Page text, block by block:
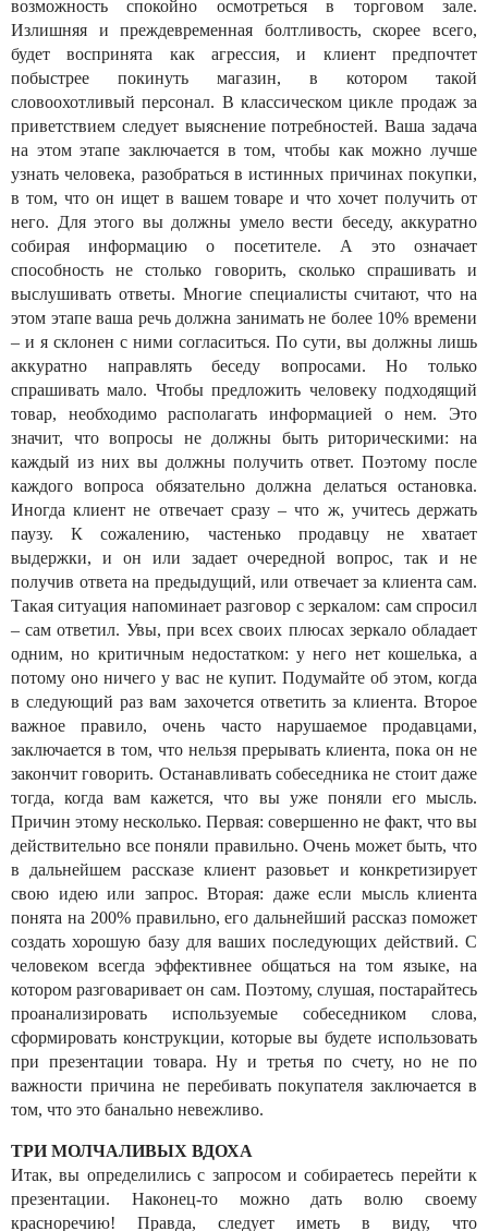
возможность спокойно осмотреться в торговом зале.
Излишняя и преждевременная болтливость, скорее всего,
будет воспринята как агрессия, и клиент предпочтет
побыстрее покинуть магазин, в котором такой
словоохотливый персонал. В классическом цикле продаж за
приветствием следует выяснение потребностей. Ваша задача
на этом этапе заключается в том, чтобы как можно лучше
узнать человека, разобраться в истинных причинах покупки,
в том, что он ищет в вашем товаре и что хочет получить от
него. Для этого вы должны умело вести беседу, аккуратно
собирая информацию о посетителе. А это означает
способность не столько говорить, сколько спрашивать и
выслушивать ответы. Многие специалисты считают, что на
этом этапе ваша речь должна занимать не более 10% времени
– и я склонен с ними согласиться. По сути, вы должны лишь
аккуратно направлять беседу вопросами. Но только
спрашивать мало. Чтобы предложить человеку подходящий
товар, необходимо располагать информацией о нем. Это
значит, что вопросы не должны быть риторическими: на
каждый из них вы должны получить ответ. Поэтому после
каждого вопроса обязательно должна делаться остановка.
Иногда клиент не отвечает сразу – что ж, учитесь держать
паузу. К сожалению, частенько продавцу не хватает
выдержки, и он или задает очередной вопрос, так и не
получив ответа на предыдущий, или отвечает за клиента сам.
Такая ситуация напоминает разговор с зеркалом: сам спросил
– сам ответил. Увы, при всех своих плюсах зеркало обладает
одним, но критичным недостатком: у него нет кошелька, а
потому оно ничего у вас не купит. Подумайте об этом, когда
в следующий раз вам захочется ответить за клиента. Второе
важное правило, очень часто нарушаемое продавцами,
заключается в том, что нельзя прерывать клиента, пока он не
закончит говорить. Останавливать собеседника не стоит даже
тогда, когда вам кажется, что вы уже поняли его мысль.
Причин этому несколько. Первая: совершенно не факт, что вы
действительно все поняли правильно. Очень может быть, что
в дальнейшем рассказе клиент разовьет и конкретизирует
свою идею или запрос. Вторая: даже если мысль клиента
понята на 200% правильно, его дальнейший рассказ поможет
создать хорошую базу для ваших последующих действий. С
человеком всегда эффективнее общаться на том языке, на
котором разговаривает он сам. Поэтому, слушая, постарайтесь
проанализировать используемые собеседником слова,
сформировать конструкции, которые вы будете использовать
при презентации товара. Ну и третья по счету, но не по
важности причина не перебивать покупателя заключается в
том, что это банально невежливо.
ТРИ МОЛЧАЛИВЫХ ВДОХА
Итак, вы определились с запросом и собираетесь перейти к
презентации. Наконец-то можно дать волю своему
красноречию! Правда, следует иметь в виду, что